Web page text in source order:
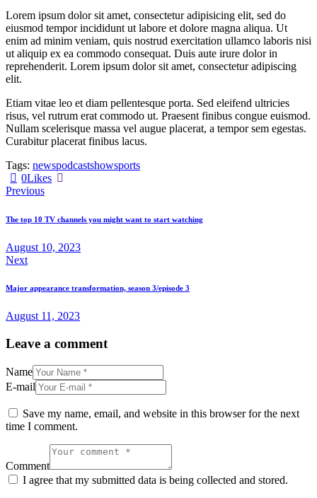
Lorem ipsum dolor sit amet, consectetur adipisicing elit, sed do
eiusmod tempor incididunt ut labore et dolore magna aliqua. Ut
enim ad minim veniam, quis nostrud exercitation ullamco laboris nisi
ut aliquip ex ea commodo consequat. Duis aute irure dolor in
reprehenderit. Lorem ipsum dolor sit amet, consectetur adipiscing
elit.
Etiam vitae leo et diam pellentesque porta. Sed eleifend ultricies
risus, vel rutrum erat commodo ut. Praesent finibus congue euismod.
Nullam scelerisque massa vel augue placerat, a tempor sem egestas.
Curabitur placerat finibus lacus.
Tags: newspodcastshowsports
0Likes
Post
navigation
Previous
The top 10 TV channels you might want to start watching
August 10, 2023
Next
Major appearance transformation, season 3/episode 3
August 11, 2023
Leave a comment
Name
E-mail
Save my name, email, and website in this browser for the next
time I comment.
Comment
I agree that my submitted data is being collected and stored.